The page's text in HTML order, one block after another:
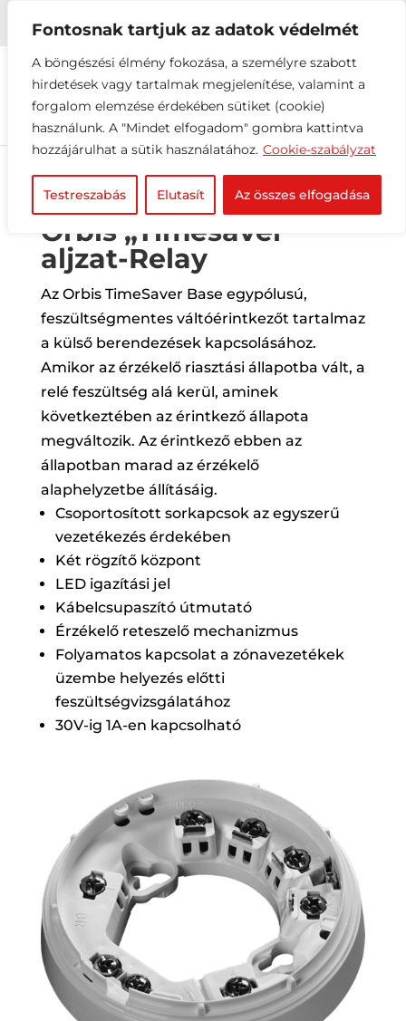
Fontosnak tartjuk az adatok védelmét
A böngészési élmény fokozása, a személyre szabott
hirdetések vagy tartalmak megjelenítése, valamint a
forgalom elemzése érdekében sütiket (cookie)
használunk. A "Mindet elfogadom" gombra kattintva
hozzájárulhat a sütik használatához. Cookie-szabályzat
Testreszabás Elutasít Az összes elfogadása
 +36 1 216 2612 info@elektrovill.hu
Orbis „Timesaver”
aljzat-Relay
Az Orbis TimeSaver Base egypólusú,
feszültségmentes váltóérintkezőt tartalmaz
a külső berendezések kapcsolásához.
Amikor az érzékelő riasztási állapotba vált, a
relé feszültség alá kerül, aminek
következtében az érintkező állapota
megváltozik. Az érintkező ebben az
állapotban marad az érzékelő
alaphelyzetbe állításáig.
Csoportosított sorkapcsok az egyszerű
vezetékezés érdekében
Két rögzítő központ
LED igazítási jel
Kábelcsupaszító útmutató
Érzékelő reteszelő mechanizmus
Folyamatos kapcsolat a zónavezetékek
üzembe helyezés előtti
feszültségvizsgálatához
30V-ig 1A-en kapcsolható